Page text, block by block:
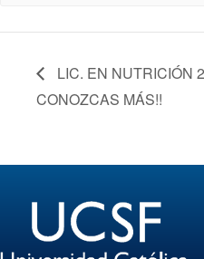
LIC. EN NUTRICIÓN
CONOZCAS MÁS!!